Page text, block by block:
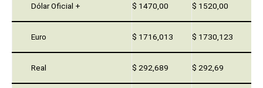
Dólar Oficial + $ 1470,00 $ 1520,00
Euro $ 1716,013 $ 1730,123
Real $ 292,689 $ 292,69